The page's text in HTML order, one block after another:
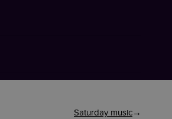
Saturday music